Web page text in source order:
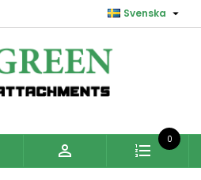
Svenska 

0